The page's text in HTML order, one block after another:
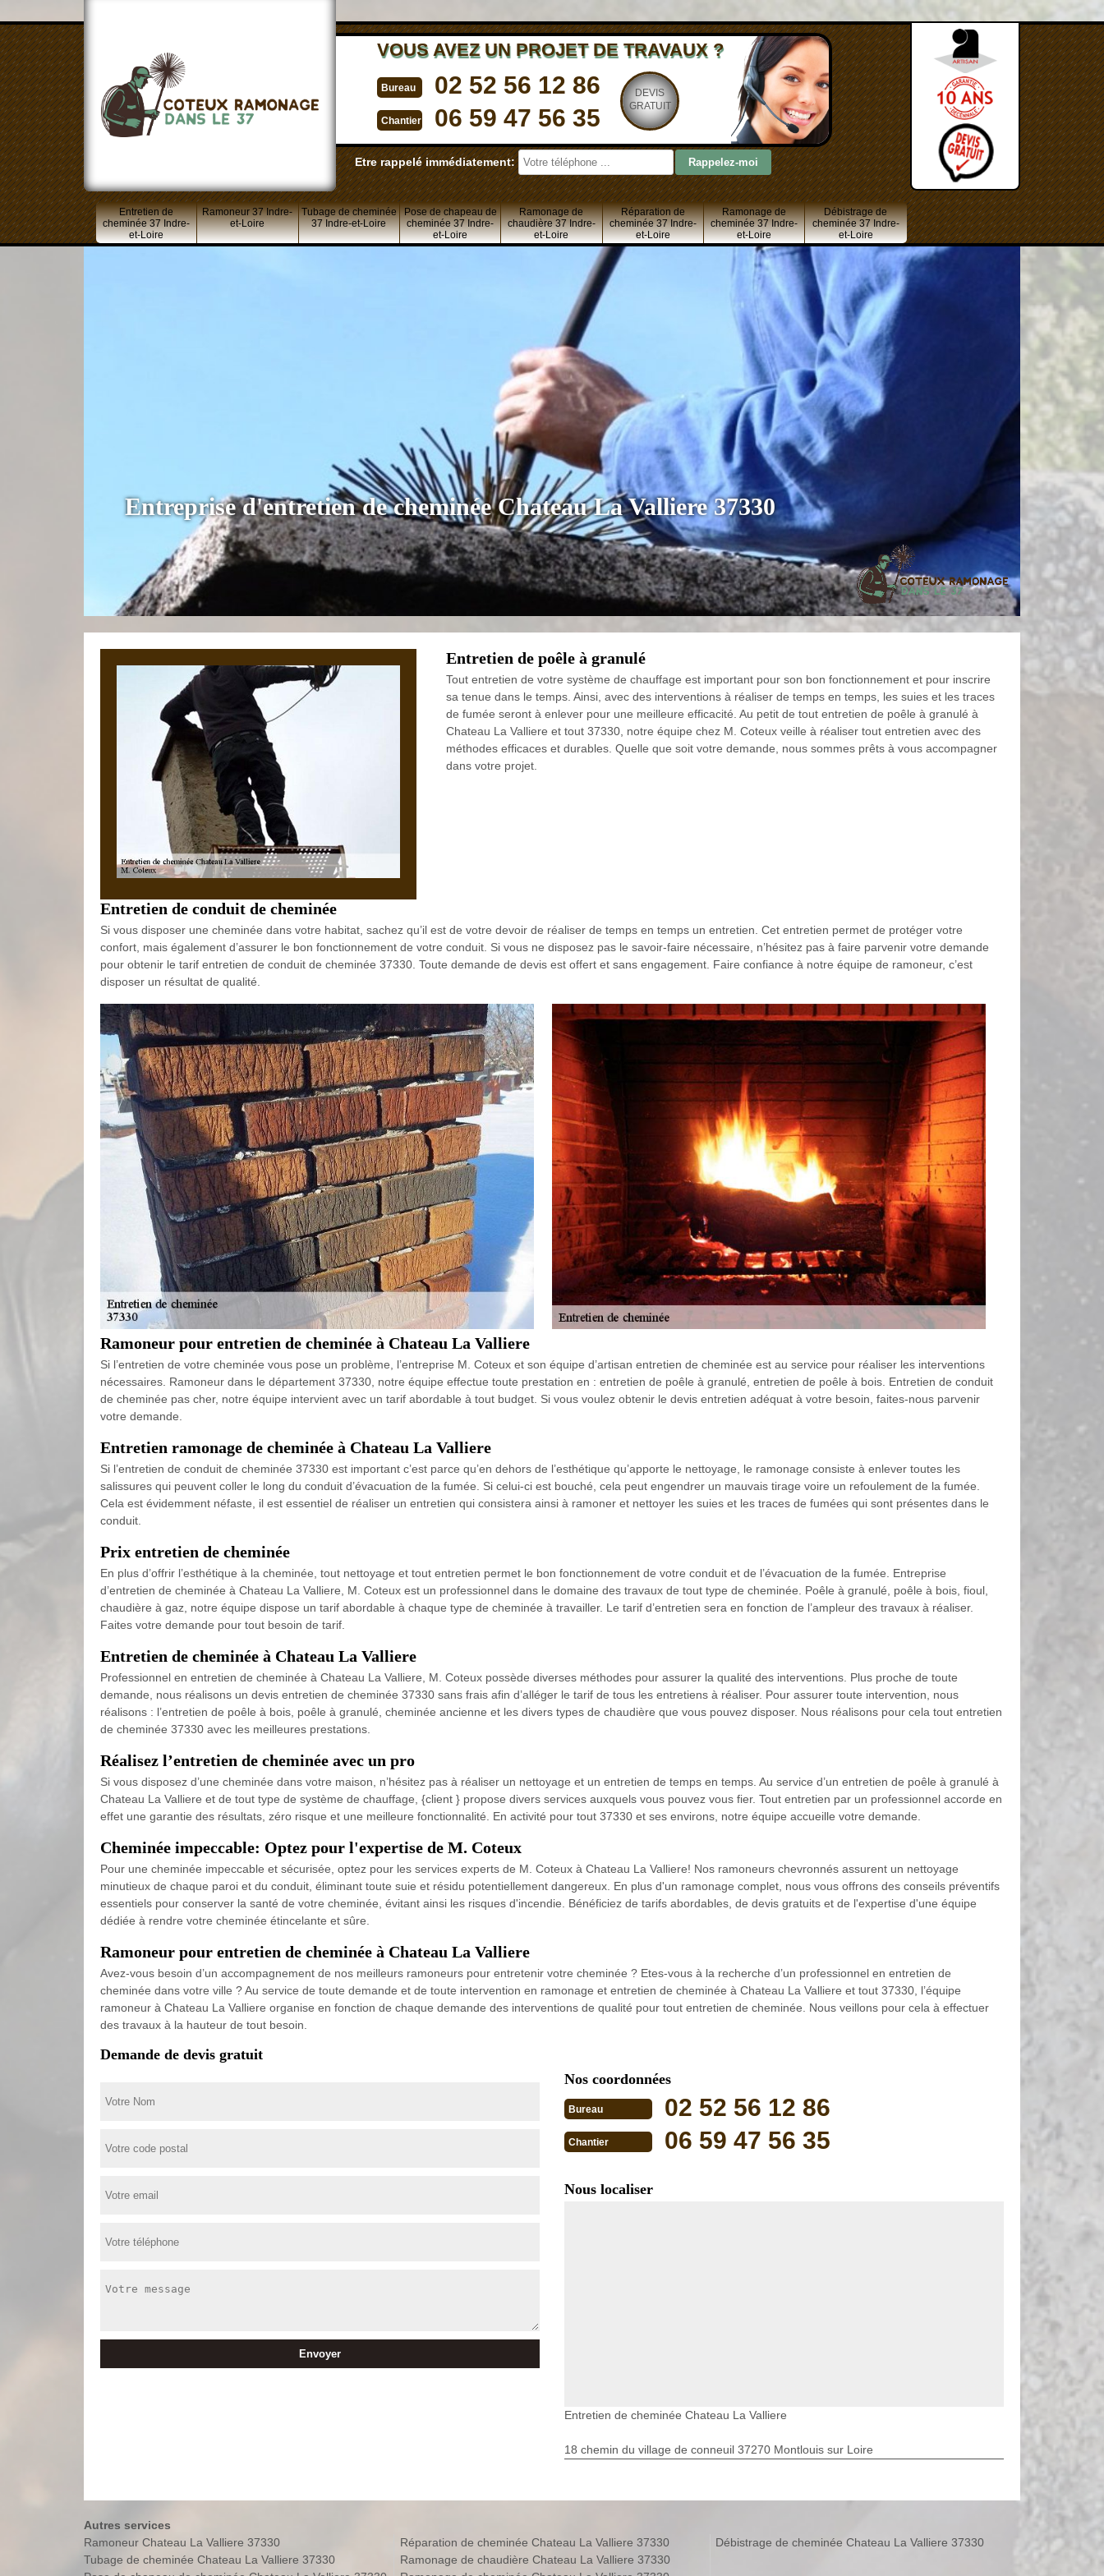
VOUS AVEZ UN PROJET DE TRAVAUX ?
Bureau 02 52 56 12 86
Chantier 06 59 47 56 35
DEVIS
GRATUIT
Etre rappelé immédiatement:
Entretien de
cheminée 37 Indre-
et-Loire
Ramoneur 37 Indre-
et-Loire
Tubage de cheminée
37 Indre-et-Loire
Pose de chapeau de
cheminée 37 Indre-
et-Loire
Ramonage de
chaudière 37 Indre-
et-Loire
Réparation de
cheminée 37 Indre-
et-Loire
Ramonage de
cheminée 37 Indre-
et-Loire
Débistrage de
cheminée 37 Indre-
et-Loire
Entreprise d'entretien de cheminée Chateau La Valliere 37330
Entretien de poêle à granulé
Tout entretien de votre système de chauffage est important pour son bon fonctionnement et pour inscrire
sa tenue dans le temps. Ainsi, avec des interventions à réaliser de temps en temps, les suies et les traces
de fumée seront à enlever pour une meilleure efficacité. Au petit de tout entretien de poêle à granulé à
Chateau La Valliere et tout 37330, notre équipe chez M. Coteux veille à réaliser tout entretien avec des
méthodes efficaces et durables. Quelle que soit votre demande, nous sommes prêts à vous accompagner
dans votre projet.
Entretien de conduit de cheminée
Si vous disposer une cheminée dans votre habitat, sachez qu’il est de votre devoir de réaliser de temps en temps un entretien. Cet entretien permet de protéger votre
confort, mais également d’assurer le bon fonctionnement de votre conduit. Si vous ne disposez pas le savoir-faire nécessaire, n’hésitez pas à faire parvenir votre demande
pour obtenir le tarif entretien de conduit de cheminée 37330. Toute demande de devis est offert et sans engagement. Faire confiance à notre équipe de ramoneur, c’est
disposer un résultat de qualité.
Ramoneur pour entretien de cheminée à Chateau La Valliere
Si l’entretien de votre cheminée vous pose un problème, l’entreprise M. Coteux et son équipe d’artisan entretien de cheminée est au service pour réaliser les interventions
nécessaires. Ramoneur dans le département 37330, notre équipe effectue toute prestation en : entretien de poêle à granulé, entretien de poêle à bois. Entretien de conduit
de cheminée pas cher, notre équipe intervient avec un tarif abordable à tout budget. Si vous voulez obtenir le devis entretien adéquat à votre besoin, faites-nous parvenir
votre demande.
Entretien ramonage de cheminée à Chateau La Valliere
Si l’entretien de conduit de cheminée 37330 est important c’est parce qu’en dehors de l’esthétique qu’apporte le nettoyage, le ramonage consiste à enlever toutes les
salissures qui peuvent coller le long du conduit d’évacuation de la fumée. Si celui-ci est bouché, cela peut engendrer un mauvais tirage voire un refoulement de la fumée.
Cela est évidemment néfaste, il est essentiel de réaliser un entretien qui consistera ainsi à ramoner et nettoyer les suies et les traces de fumées qui sont présentes dans le
conduit.
Prix entretien de cheminée
En plus d’offrir l’esthétique à la cheminée, tout nettoyage et tout entretien permet le bon fonctionnement de votre conduit et de l’évacuation de la fumée. Entreprise
d’entretien de cheminée à Chateau La Valliere, M. Coteux est un professionnel dans le domaine des travaux de tout type de cheminée. Poêle à granulé, poêle à bois, fioul,
chaudière à gaz, notre équipe dispose un tarif abordable à chaque type de cheminée à travailler. Le tarif d’entretien sera en fonction de l’ampleur des travaux à réaliser.
Faites votre demande pour tout besoin de tarif.
Entretien de cheminée à Chateau La Valliere
Professionnel en entretien de cheminée à Chateau La Valliere, M. Coteux possède diverses méthodes pour assurer la qualité des interventions. Plus proche de toute
demande, nous réalisons un devis entretien de cheminée 37330 sans frais afin d’alléger le tarif de tous les entretiens à réaliser. Pour assurer toute intervention, nous
réalisons : l’entretien de poêle à bois, poêle à granulé, cheminée ancienne et les divers types de chaudière que vous pouvez disposer. Nous réalisons pour cela tout entretien
de cheminée 37330 avec les meilleures prestations.
Réalisez l’entretien de cheminée avec un pro
Si vous disposez d’une cheminée dans votre maison, n’hésitez pas à réaliser un nettoyage et un entretien de temps en temps. Au service d’un entretien de poêle à granulé à
Chateau La Valliere et de tout type de système de chauffage, {client } propose divers services auxquels vous pouvez vous fier. Tout entretien par un professionnel accorde en
effet une garantie des résultats, zéro risque et une meilleure fonctionnalité. En activité pour tout 37330 et ses environs, notre équipe accueille votre demande.
Cheminée impeccable: Optez pour l'expertise de M. Coteux
Pour une cheminée impeccable et sécurisée, optez pour les services experts de M. Coteux à Chateau La Valliere! Nos ramoneurs chevronnés assurent un nettoyage
minutieux de chaque paroi et du conduit, éliminant toute suie et résidu potentiellement dangereux. En plus d'un ramonage complet, nous vous offrons des conseils préventifs
essentiels pour conserver la santé de votre cheminée, évitant ainsi les risques d'incendie. Bénéficiez de tarifs abordables, de devis gratuits et de l'expertise d'une équipe
dédiée à rendre votre cheminée étincelante et sûre.
Ramoneur pour entretien de cheminée à Chateau La Valliere
Avez-vous besoin d’un accompagnement de nos meilleurs ramoneurs pour entretenir votre cheminée ? Etes-vous à la recherche d’un professionnel en entretien de
cheminée dans votre ville ? Au service de toute demande et de toute intervention en ramonage et entretien de cheminée à Chateau La Valliere et tout 37330, l’équipe
ramoneur à Chateau La Valliere organise en fonction de chaque demande des interventions de qualité pour tout entretien de cheminée. Nous veillons pour cela à effectuer
des travaux à la hauteur de tout besoin.
Demande de devis gratuit
Nos coordonnées
Bureau 02 52 56 12 86
Chantier 06 59 47 56 35
Nous localiser
Entretien de cheminée Chateau La Valliere
18 chemin du village de conneuil 37270 Montlouis sur Loire
Autres services
Ramoneur Chateau La Valliere 37330
Tubage de cheminée Chateau La Valliere 37330
Réparation de cheminée Chateau La Valliere 37330
Ramonage de chaudière Chateau La Valliere 37330
Débistrage de cheminée Chateau La Valliere 37330